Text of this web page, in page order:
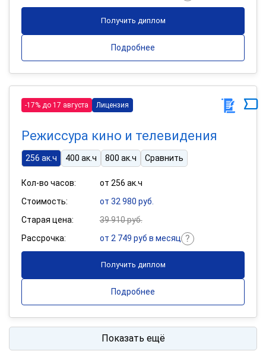
Получить диплом
Подробнее
-17% до 17 августа Лицензия
Режиссура кино и телевидения
256 ак.ч 400 ак.ч 800 ак.ч Сравнить
Кол-во часов:
от 256 ак.ч
Стоимость:
от 32 980 руб.
Старая цена:
39 910 руб.
Рассрочка:
от 2 749 руб в месяц
Получить диплом
Подробнее
Показать ещё